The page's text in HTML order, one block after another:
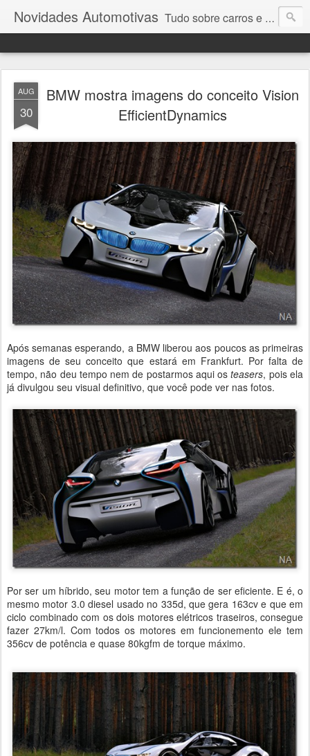
Novidades Automotivas Tudo sobre carros e motores
AUG
30
BMW mostra imagens do conceito Vision
EfficientDynamics
Após semanas esperando, a BMW liberou aos poucos as primeiras
imagens de seu conceito que estará em Frankfurt. Por falta de
tempo, não deu tempo nem de postarmos aqui os teasers, pois ela
já divulgou seu visual definitivo, que você pode ver nas fotos.
Por ser um híbrido, seu motor tem a função de ser eficiente. E é, o
mesmo motor 3.0 diesel usado no 335d, que gera 163cv e que em
ciclo combinado com os dois motores elétricos traseiros, consegue
fazer 27km/l. Com todos os motores em funcionemento ele tem
356cv de potência e quase 80kgfm de torque máximo.